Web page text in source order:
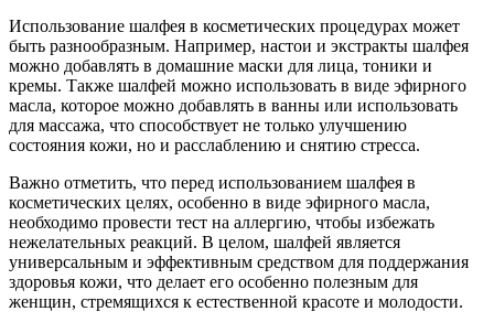
Использование шалфея в косметических процедурах может
быть разнообразным. Например, настои и экстракты шалфея
можно добавлять в домашние маски для лица, тоники и
кремы. Также шалфей можно использовать в виде эфирного
масла, которое можно добавлять в ванны или использовать
для массажа, что способствует не только улучшению
состояния кожи, но и расслаблению и снятию стресса.
Важно отметить, что перед использованием шалфея в
косметических целях, особенно в виде эфирного масла,
необходимо провести тест на аллергию, чтобы избежать
нежелательных реакций. В целом, шалфей является
универсальным и эффективным средством для поддержания
здоровья кожи, что делает его особенно полезным для
женщин, стремящихся к естественной красоте и молодости.